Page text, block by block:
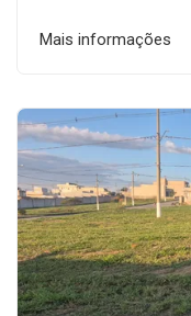
Mais informações